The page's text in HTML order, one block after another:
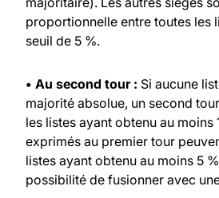
proportionnelle entre toutes les
seuil de 5 %.
• Au second tour : Si aucune
majorité absolue, un second
les listes ayant obtenu au moins
exprimés au premier tour
listes ayant obtenu au moins 5
possibilité de fusionner avec